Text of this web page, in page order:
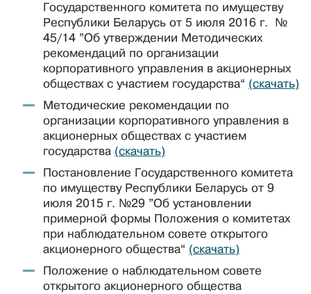
Государственного комитета по имуществу
Республики Беларусь от 5 июля 2016 г. №
45/14 ”Об утверждении Методических
рекомендаций по организации
корпоративного управления в акционерных
обществах с участием государства“ (скачать)
Методические рекомендации по
организации корпоративного управления в
акционерных обществах с участием
государства (скачать)
Постановление Государственного комитета
по имуществу Республики Беларусь от 9
июля 2015 г. №29 ”Об установлении
примерной формы Положения о комитетах
при наблюдательном совете открытого
акционерного общества“ (скачать)
Положение о наблюдательном совете
открытого акционерного общества